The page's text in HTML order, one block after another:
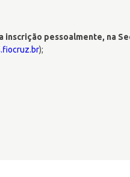
pessoalmente, na
);